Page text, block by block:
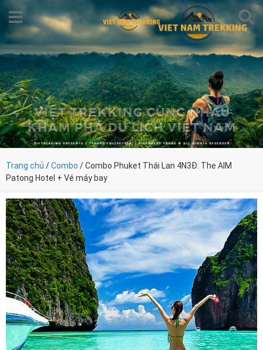
Trang chủ /Combo / Combo Phuket Thái Lan 4N3Đ: The AIM
Patong Hotel + Vé máy bay